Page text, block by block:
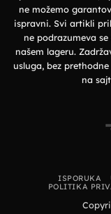
ne možemo
ispravni. Svi artikli
ne podrazumeva
našem lageru.
usluga, bez
na
ISPORUKA
POLITIKA